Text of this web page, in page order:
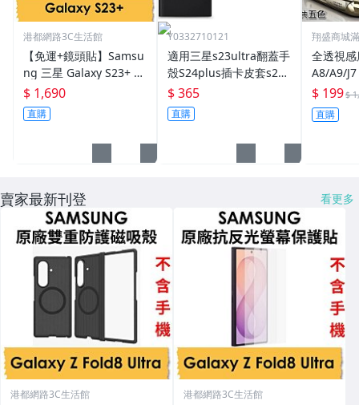
港都網路3C生活館
【免運+鏡頭貼】Samsu
ng 三星 Galaxy S23+ 原
廠皮革保護殼 保護套 背
蓋
$ 1,690
直購
Y0332710121
適用三星s23ultra翻蓋手
殼S24plus插卡皮套s22
智能視窗保護套
$ 365
直購
翔盛商城
全透視
A8/A9/
5 Clear
手機殼/
保護套
$ 199$
直購
賣家最新刊登 看更多
港都網路3C生活館 港都網路3C生活館